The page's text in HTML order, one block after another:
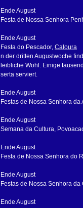
Ende August
Festa de Nossa Senhora
Ende August
Festa do Pescador, Caloura
n der dritten Augustwoche
leibliche Wohl. Einige
serta serviert.
Ende August
Festas de Nossa Senhora da
Ende August
Semana da Cultura,
Ende August
Festa de Nossa Senhora do
Ende August
Festas de Nossa Senhora da
Ende August